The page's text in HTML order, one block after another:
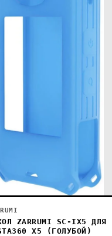
ZARRUMI SC-IX5 ДЛЯ
X5 (ГОЛУБОЙ)